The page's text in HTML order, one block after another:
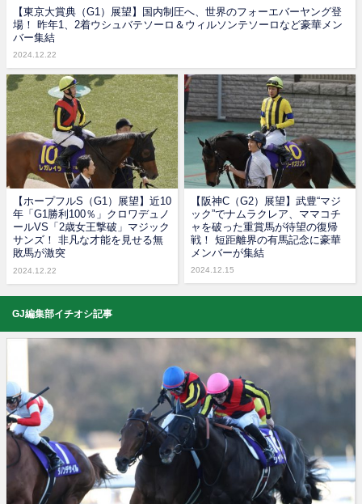
【東京大賞典（G1）展望】国内制圧へ、世界のフォーエバーヤング登
場！ 昨年1、2着ウシュバテソーロ＆ウィルソンテソーロなど豪華メン
バー集結
2024.12.22
【ホープフルS（G1）展望】近10
年「G1勝利100％」クロワデュノ
ールVS「2歳女王撃破」マジック
サンズ！ 非凡な才能を見せる無
敗馬が激突
2024.12.22
【阪神C（G2）展望】武豊“マジ
ック”でナムラクレア、ママコチ
ャを破った重賞馬が待望の復帰
戦！ 短距離界の有馬記念に豪華
メンバーが集結
2024.12.15
GJ編集部イチオシ記事